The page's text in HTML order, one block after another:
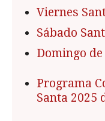
Viernes
Sábado
Domingo
Programa
Santa 2025